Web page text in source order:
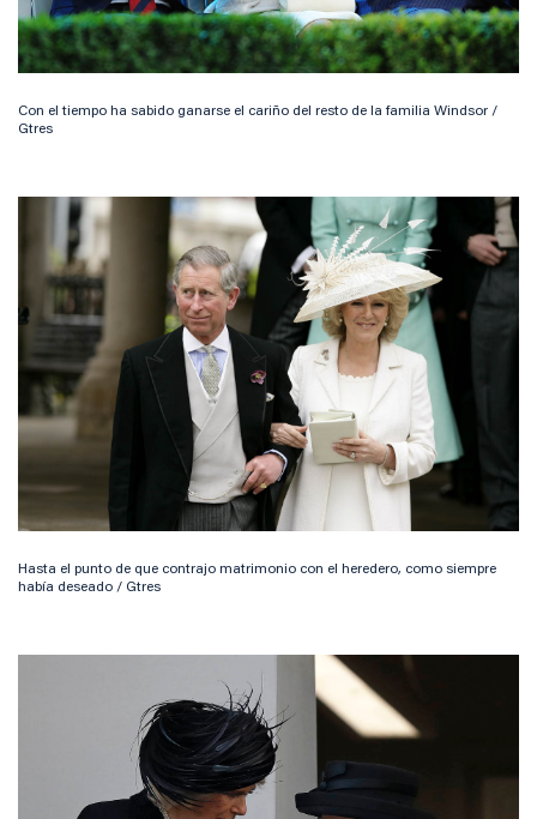
Con el tiempo ha sabido ganarse el cariño del resto de la familia Windsor /
Gtres
Hasta el punto de que contrajo matrimonio con el heredero, como siempre
había deseado / Gtres